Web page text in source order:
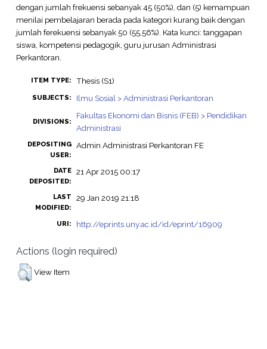
dengan jumlah frekuensi sebanyak 45 (50%), dan (5) kemampuan
menilai pembelajaran berada pada kategori kurang baik dengan
jumlah ferekuensi sebanyak 50 (55,56%). Kata kunci: tanggapan
siswa, kompetensi pedagogik, guru jurusan Administrasi
Perkantoran.
ITEM TYPE: Thesis (S1)
SUBJECTS: Ilmu Sosial > Administrasi Perkantoran
DIVISIONS:
Fakultas Ekonomi dan Bisnis (FEB) > Pendidikan
Administrasi
DEPOSITING
USER:
Admin Administrasi Perkantoran FE
DATE
DEPOSITED:
21 Apr 2015 00:17
LAST
MODIFIED:
29 Jan 2019 21:18
URI: http://eprints.uny.ac.id/id/eprint/16909
Actions (login required)
View Item